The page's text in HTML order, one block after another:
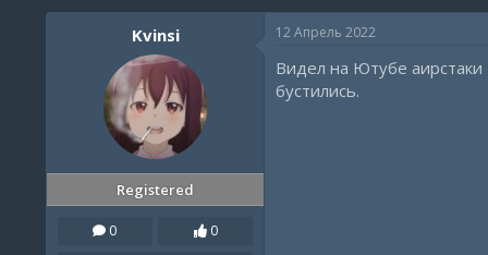
т
т
а
н
а
ч
а
л
а
Kvinsi
Registered
0
0
12 Апрель 2022
Видел на Ютубе
бустились.